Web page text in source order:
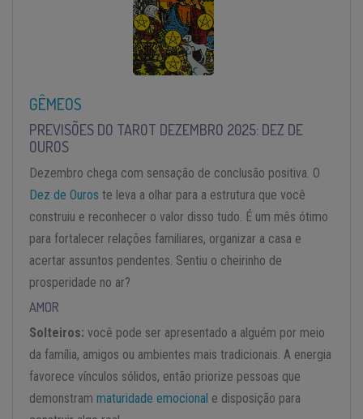
GÊMEOS
PREVISÕES DO TAROT DEZEMBRO 2025: DEZ DE
OUROS
Dezembro chega com sensação de conclusão positiva. O
Dez de Ouros te leva a olhar para a estrutura que você
construiu e reconhecer o valor disso tudo. É um mês ótimo
para fortalecer relações familiares, organizar a casa e
acertar assuntos pendentes. Sentiu o cheirinho de
prosperidade no ar?
AMOR
Solteiros: você pode ser apresentado a alguém por meio
da família, amigos ou ambientes mais tradicionais. A energia
favorece vínculos sólidos, então priorize pessoas que
demonstram maturidade emocional e disposição para